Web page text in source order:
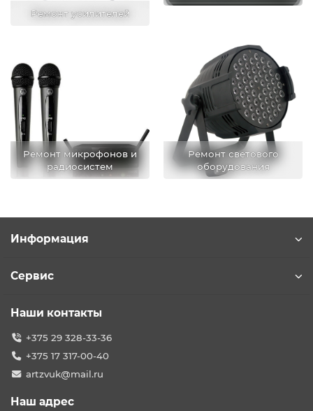
Ремонт усилителей
Ремонт микрофонов и
радиосистем
Ремонт светового
оборудования
Информация
Сервис
Наши контакты
+375 29 328-33-36
+375 17 317-00-40
artzvuk@mail.ru
Наш адрес